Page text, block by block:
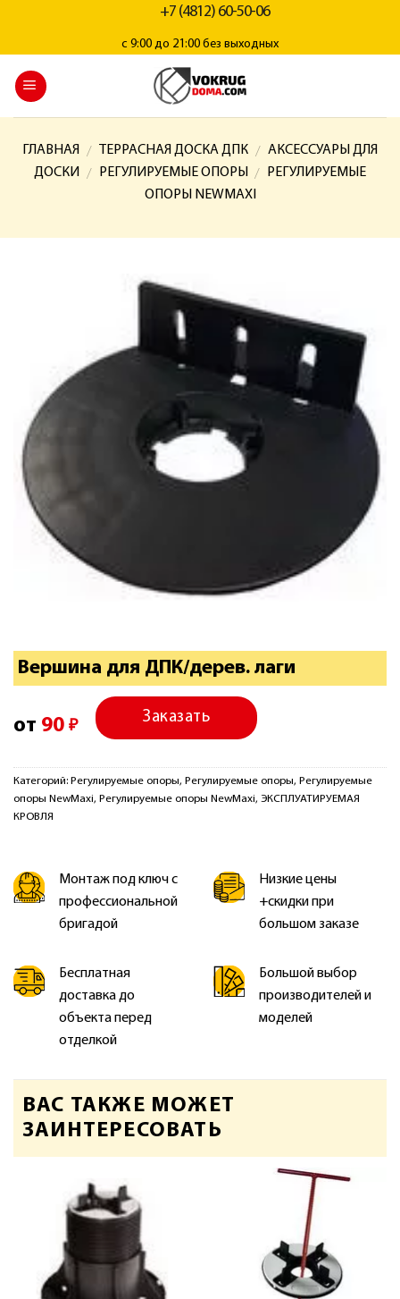
+7 (4812) 60-50-06
с 9:00 до 21:00 без выходных
ГЛАВНАЯ / ТЕРРАСНАЯ ДОСКА ДПК / АКСЕССУАРЫ ДЛЯ
ДОСКИ
/ РЕГУЛИРУЕМЫЕ ОПОРЫ /
РЕГУЛИРУЕМЫЕ
ОПОРЫ NEWMAXI
Вершина для ДПК/дерев. лаги
от 90 ₽
Заказать
Категорий: Регулируемые опоры, Регулируемые опоры, Регулируемые
опоры NewMaxi, Регулируемые опоры NewMaxi, ЭКСПЛУАТИРУЕМАЯ
КРОВЛЯ
Монтаж под ключ с
профессиональной
бригадой
Низкие цены
+скидки при
большом заказе
Бесплатная
доставка до
объекта перед
отделкой
Большой выбор
производителей и
моделей
ВАС ТАКЖЕ МОЖЕТ
ЗАИНТЕРЕСОВАТЬ